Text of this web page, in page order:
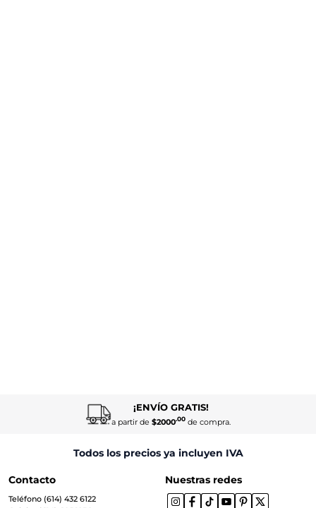
¡ENVÍO GRATIS!
a partir de $2000.00de compra.
Todos los precios ya incluyen IVA
Contacto
Teléfono (614) 432 6122
Nuestras redes